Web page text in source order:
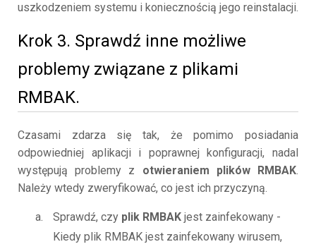
uszkodzeniem systemu i koniecznością jego reinstalacji.
Krok 3. Sprawdź inne możliwe
problemy związane z plikami
RMBAK.
Czasami zdarza się tak, że pomimo posiadania
odpowiedniej aplikacji i poprawnej konfiguracji, nadal
występują problemy z otwieraniem plików RMBAK.
Należy wtedy zweryfikować, co jest ich przyczyną.
Sprawdź, czy plik RMBAK jest zainfekowany -
Kiedy plik RMBAK jest zainfekowany wirusem,